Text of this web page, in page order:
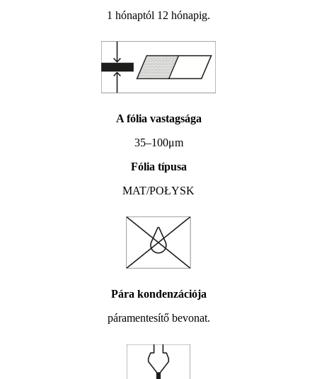
1 hónaptól 12 hónapig.
A fólia vastagsága
35–100μm
Fólia típusa
MAT/POŁYSK
Pára kondenzációja
páramentesítő bevonat.